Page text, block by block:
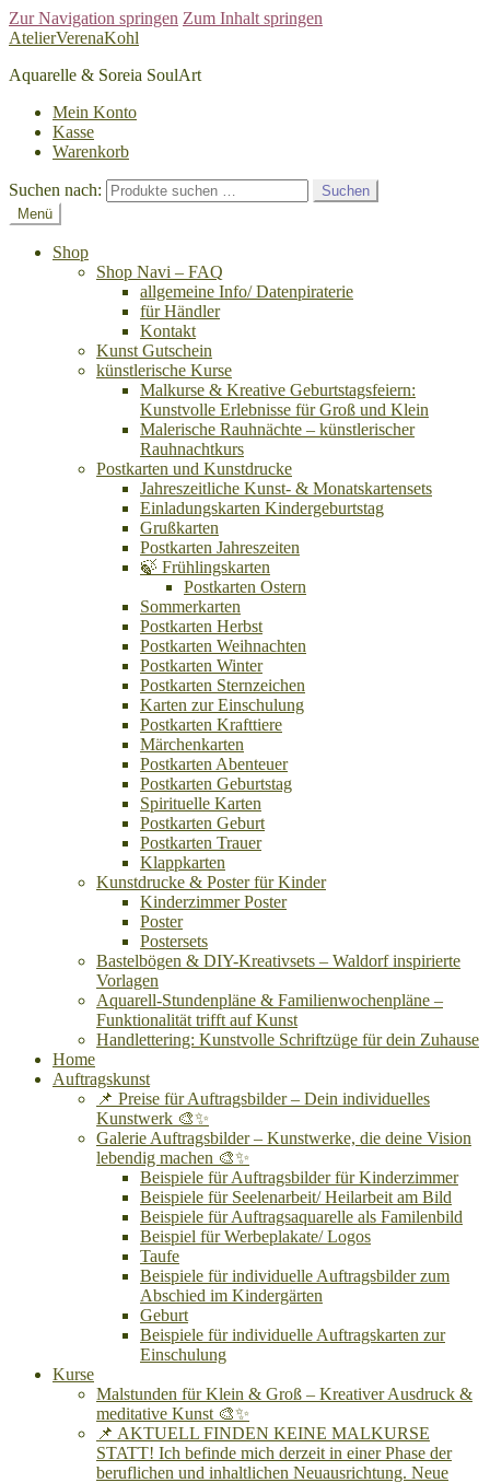
Zur Navigation springen Zum Inhalt springen
AtelierVerenaKohl
Aquarelle & Soreia SoulArt
Mein Konto
Kasse
Warenkorb
Suchen nach:
Suchen
Menü
Shop
Shop Navi – FAQ
allgemeine Info/ Datenpiraterie
für Händler
Kontakt
Kunst Gutschein
künstlerische Kurse
Malkurse & Kreative Geburtstagsfeiern:
Kunstvolle Erlebnisse für Groß und Klein
Malerische Rauhnächte – künstlerischer
Rauhnachtkurs
Postkarten und Kunstdrucke
Jahreszeitliche Kunst- & Monatskartensets
Einladungskarten Kindergeburtstag
Grußkarten
Postkarten Jahreszeiten
🍃 Frühlingskarten
Postkarten Ostern
Sommerkarten
Postkarten Herbst
Postkarten Weihnachten
Postkarten Winter
Postkarten Sternzeichen
Karten zur Einschulung
Postkarten Krafttiere
Märchenkarten
Postkarten Abenteuer
Postkarten Geburtstag
Spirituelle Karten
Postkarten Geburt
Postkarten Trauer
Klappkarten
Kunstdrucke & Poster für Kinder
Kinderzimmer Poster
Poster
Postersets
Bastelbögen & DIY-Kreativsets – Waldorf inspirierte
Vorlagen
Aquarell-Stundenpläne & Familienwochenpläne –
Funktionalität trifft auf Kunst
Handlettering: Kunstvolle Schriftzüge für dein Zuhause
Home
Auftragskunst
📌 Preise für Auftragsbilder – Dein individuelles
Kunstwerk 🎨✨
Galerie Auftragsbilder – Kunstwerke, die deine Vision
lebendig machen 🎨✨
Beispiele für Auftragsbilder für Kinderzimmer
Beispiele für Seelenarbeit/ Heilarbeit am Bild
Beispiele für Auftragsaquarelle als Familenbild
Beispiel für Werbeplakate/ Logos
Taufe
Beispiele für individuelle Auftragsbilder zum
Abschied im Kindergärten
Geburt
Beispiele für individuelle Auftragskarten zur
Einschulung
Kurse
Malstunden für Klein & Groß – Kreativer Ausdruck &
meditative Kunst 🎨✨
📌 AKTUELL FINDEN KEINE MALKURSE
STATT! Ich befinde mich derzeit in einer Phase der
beruflichen und inhaltlichen Neuausrichtung. Neue